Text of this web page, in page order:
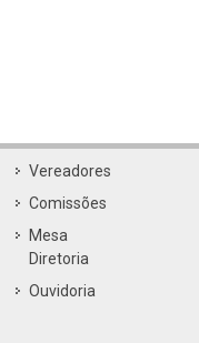
Vereadores
Comissões
Mesa
Diretoria
Ouvidoria